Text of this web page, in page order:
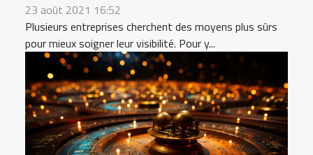
23 août 2021 16:52
Plusieurs entreprises cherchent des moyens plus sûrs
pour mieux soigner leur visibilité. Pour y...